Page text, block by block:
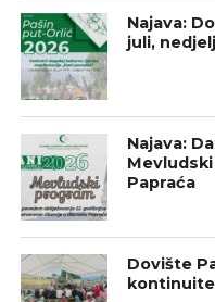
Najava:
juli,
Najava:
Papraća
Dovište